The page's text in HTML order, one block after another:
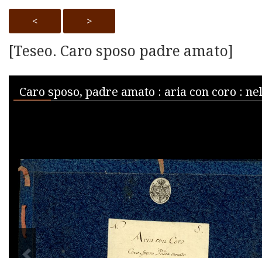
< >
[Teseo. Caro sposo padre amato]
Media Viewer
PREVIOUS IMAGE